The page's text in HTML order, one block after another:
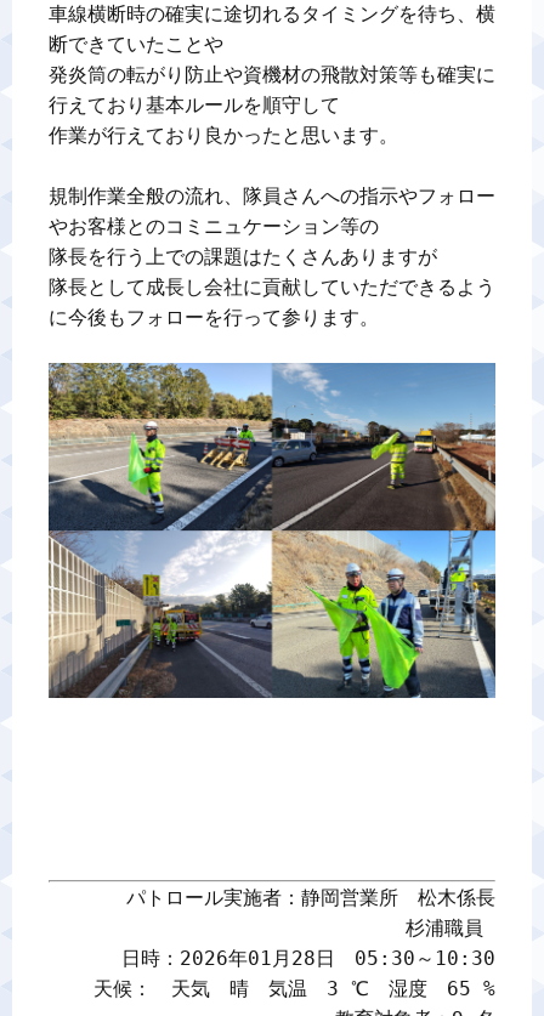
車線横断時の確実に途切れるタイミングを待ち、横
断できていたことや
発炎筒の転がり防止や資機材の飛散対策等も確実に
行えており基本ルールを順守して
作業が行えており良かったと思います。
規制作業全般の流れ、隊員さんへの指示やフォロー
やお客様とのコミニュケーション等の
隊長を行う上での課題はたくさんありますが
隊長として成長し会社に貢献していただできるよう
に今後もフォローを行って参ります。
パトロール実施者：静岡営業所　松木係長
杉浦職員
日時：2026年01月28日　05:30～10:30
天候：　天気　晴　気温　3 ℃　湿度　65 %